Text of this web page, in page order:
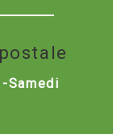
Samedi